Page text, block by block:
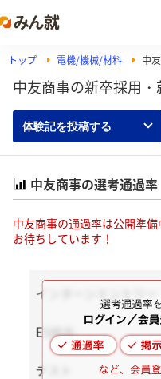
トップ 電機/機械/材料 中
中友商事の新卒採用・
体験記を投稿する
中友商事の選考通過率
中友商事の通過率は公開準
お待ちしています！